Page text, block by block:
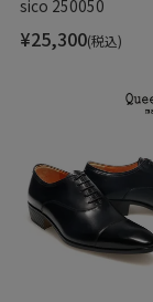
ではの立体的な
いく上
sico 250050
¥25,300(税込)